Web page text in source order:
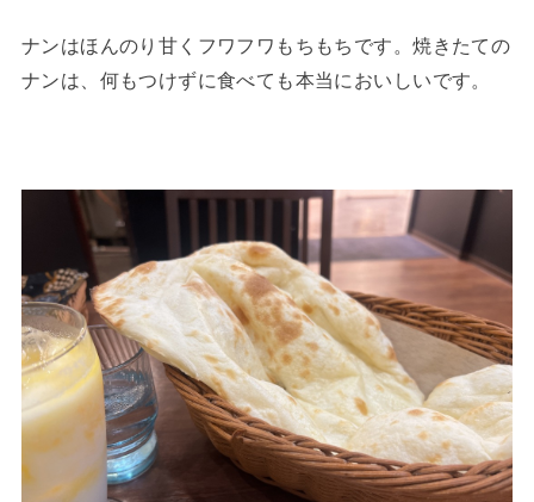
ナンはほんのり甘くフワフワもちもちです。焼きたての
ナンは、何もつけずに食べても本当においしいです。